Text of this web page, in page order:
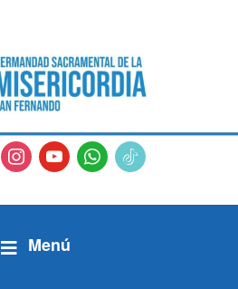
instagram
youtubewhatsapp
tiktok2